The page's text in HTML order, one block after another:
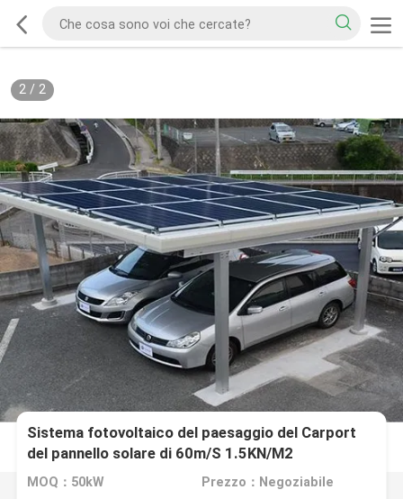
2/ 2
Sistema fotovoltaico del paesaggio del Carport
del pannello solare di 60m/S 1.5KN/M2
MOQ：50kW Prezzo：Negoziabile